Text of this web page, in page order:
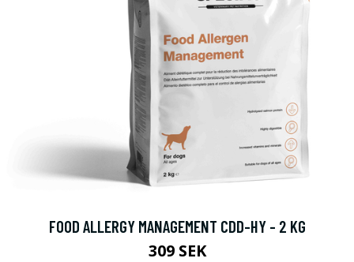
FOOD ALLERGY MANAGEMENT CDD-HY - 2 KG
309 SEK